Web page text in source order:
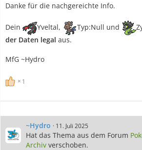
Danke für die nachgereichte Info.
Dein Yveltal, Typ:Null und
der Daten legal aus.
MfG ~Hydro
1
~Hydro 11. Juli 2025
Hat das Thema aus dem Forum
Archiv verschoben.